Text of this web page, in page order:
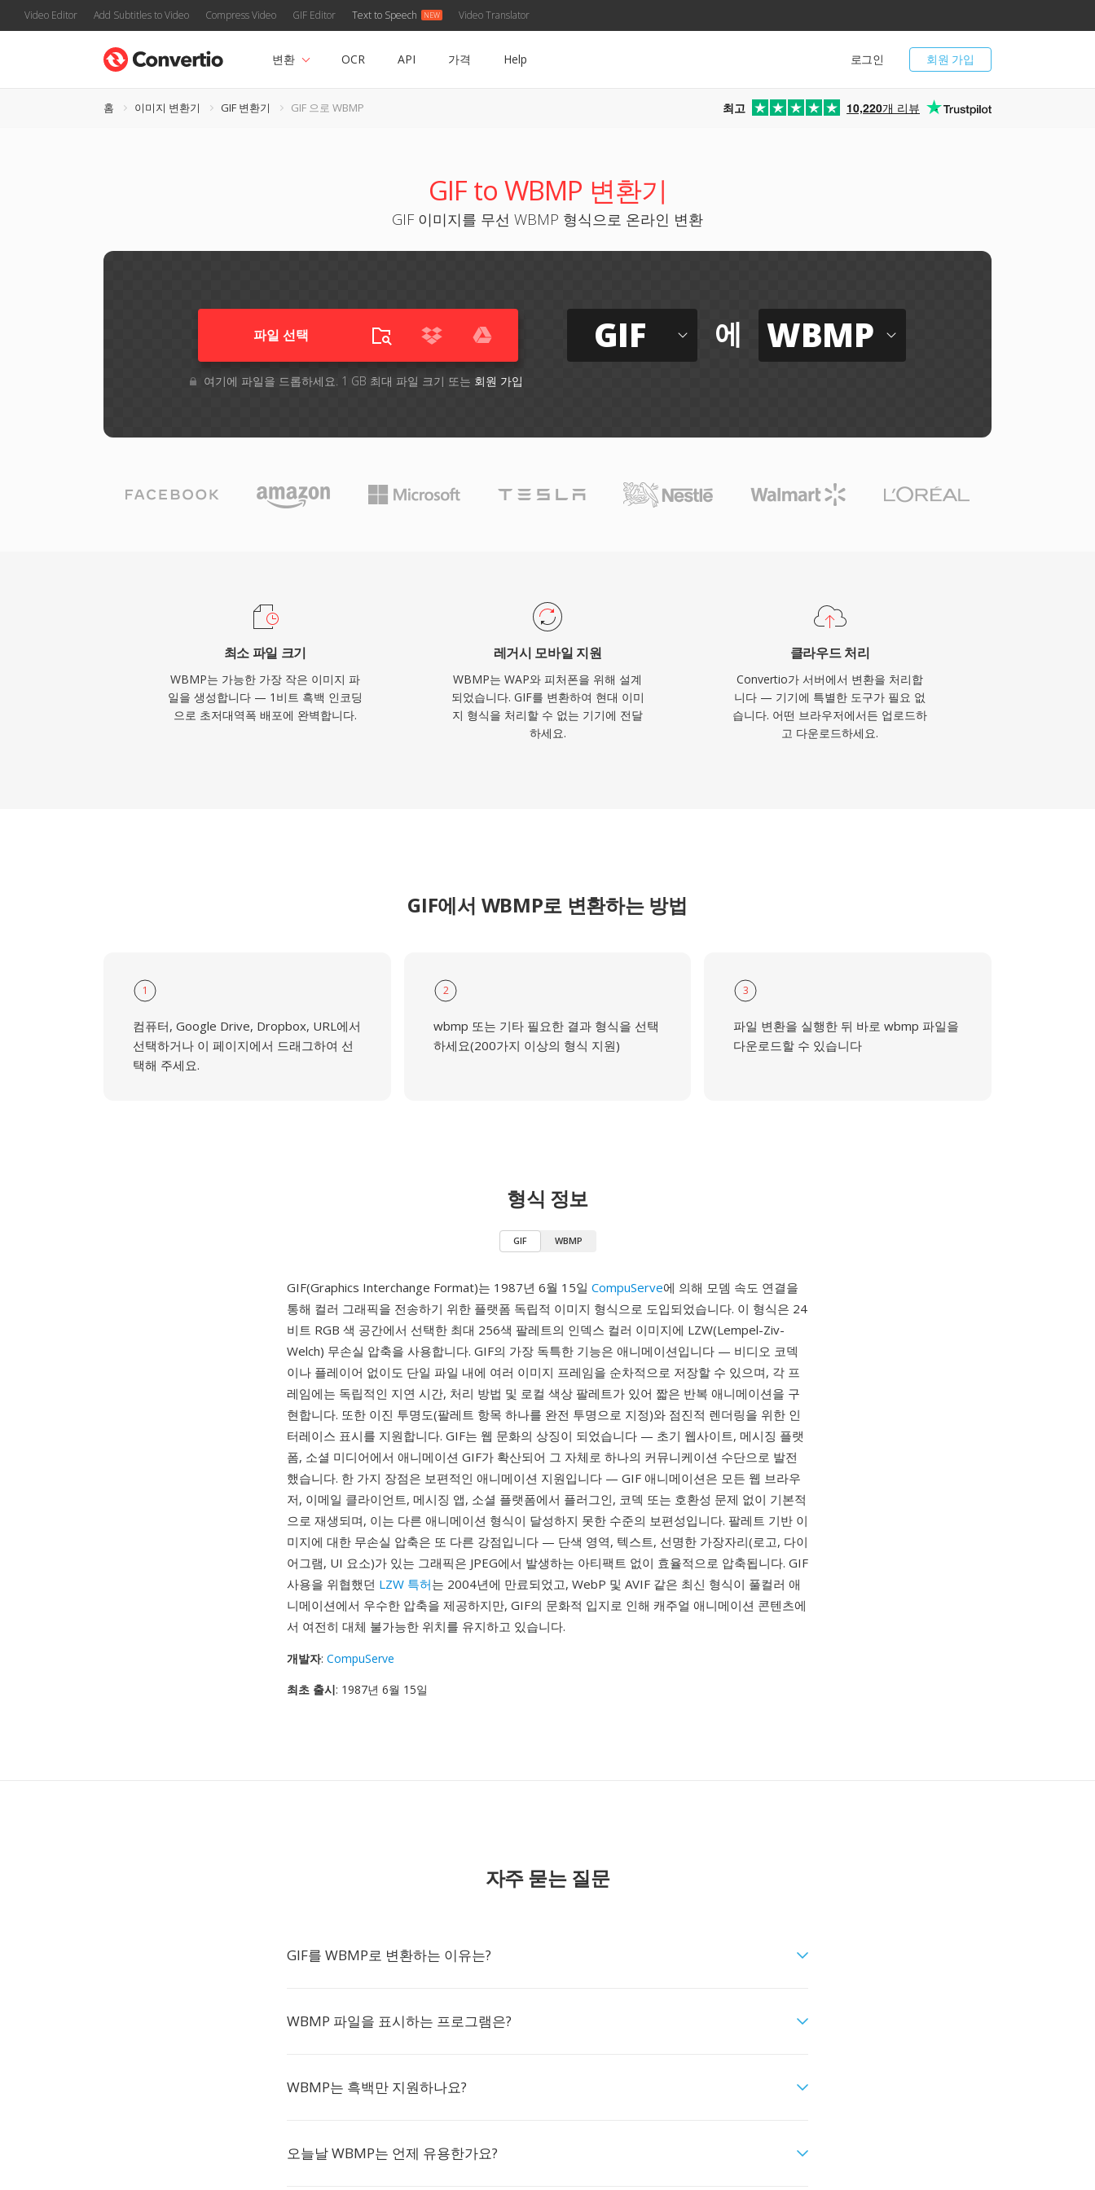
Video Editor Add Subtitles to Video Compress Video GIF Editor Text to Speech Video Translator
회원 가입
로그인
변환 OCR API 가격 Help
홈 이미지 변환기 GIF 변환기 GIF 으로 WBMP 최고 10,220개 리뷰
GIF to WBMP 변환기
GIF 이미지를 무선 WBMP 형식으로 온라인 변환
파일 선택
여기에 파일을 드롭하세요. 1 GB 최대 파일 크기 또는 회원 가입
GIF 에 WBMP
최소 파일 크기
WBMP는 가능한 가장 작은 이미지 파
일을 생성합니다 — 1비트 흑백 인코딩
으로 초저대역폭 배포에 완벽합니다.
레거시 모바일 지원
WBMP는 WAP와 피처폰을 위해 설계
되었습니다. GIF를 변환하여 현대 이미
지 형식을 처리할 수 없는 기기에 전달
하세요.
클라우드 처리
Convertio가 서버에서 변환을 처리합
니다 — 기기에 특별한 도구가 필요 없
습니다. 어떤 브라우저에서든 업로드하
고 다운로드하세요.
GIF에서 WBMP로 변환하는 방법
1
컴퓨터, Google Drive, Dropbox, URL에서
선택하거나 이 페이지에서 드래그하여 선
택해 주세요.
2
wbmp 또는 기타 필요한 결과 형식을 선택
하세요(200가지 이상의 형식 지원)
3
파일 변환을 실행한 뒤 바로 wbmp 파일을
다운로드할 수 있습니다
형식 정보
GIF WBMP
GIF(Graphics Interchange Format)는 1987년 6월 15일 CompuServe에 의해 모뎀 속도 연결을
통해 컬러 그래픽을 전송하기 위한 플랫폼 독립적 이미지 형식으로 도입되었습니다. 이 형식은 24
비트 RGB 색 공간에서 선택한 최대 256색 팔레트의 인덱스 컬러 이미지에 LZW(Lempel-Ziv-
Welch) 무손실 압축을 사용합니다. GIF의 가장 독특한 기능은 애니메이션입니다 — 비디오 코덱
이나 플레이어 없이도 단일 파일 내에 여러 이미지 프레임을 순차적으로 저장할 수 있으며, 각 프
레임에는 독립적인 지연 시간, 처리 방법 및 로컬 색상 팔레트가 있어 짧은 반복 애니메이션을 구
현합니다. 또한 이진 투명도(팔레트 항목 하나를 완전 투명으로 지정)와 점진적 렌더링을 위한 인
터레이스 표시를 지원합니다. GIF는 웹 문화의 상징이 되었습니다 — 초기 웹사이트, 메시징 플랫
폼, 소셜 미디어에서 애니메이션 GIF가 확산되어 그 자체로 하나의 커뮤니케이션 수단으로 발전
했습니다. 한 가지 장점은 보편적인 애니메이션 지원입니다 — GIF 애니메이션은 모든 웹 브라우
저, 이메일 클라이언트, 메시징 앱, 소셜 플랫폼에서 플러그인, 코덱 또는 호환성 문제 없이 기본적
으로 재생되며, 이는 다른 애니메이션 형식이 달성하지 못한 수준의 보편성입니다. 팔레트 기반 이
미지에 대한 무손실 압축은 또 다른 강점입니다 — 단색 영역, 텍스트, 선명한 가장자리(로고, 다이
어그램, UI 요소)가 있는 그래픽은 JPEG에서 발생하는 아티팩트 없이 효율적으로 압축됩니다. GIF
사용을 위협했던 LZW 특허는 2004년에 만료되었고, WebP 및 AVIF 같은 최신 형식이 풀컬러 애
니메이션에서 우수한 압축을 제공하지만, GIF의 문화적 입지로 인해 캐주얼 애니메이션 콘텐츠에
서 여전히 대체 불가능한 위치를 유지하고 있습니다.
개발자: CompuServe
최초 출시: 1987년 6월 15일
자주 묻는 질문
GIF를 WBMP로 변환하는 이유는?
WBMP 파일을 표시하는 프로그램은?
WBMP는 흑백만 지원하나요?
오늘날 WBMP는 언제 유용한가요?